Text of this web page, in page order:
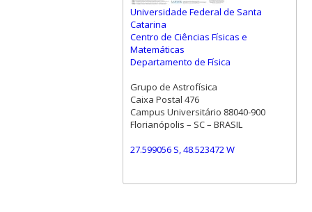
Universidade Federal de Santa
Catarina
Centro de Ciências Físicas e
Matemáticas
Departamento de Física
Grupo de Astrofísica
Caixa Postal 476
Campus Universitário 88040-900
Florianópolis – SC – BRASIL
27.599056 S, 48.523472 W